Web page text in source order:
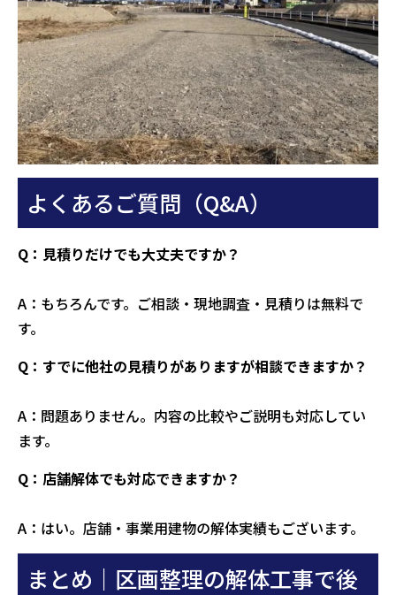
よくあるご質問（Q&A）
Q：見積りだけでも大丈夫ですか？
A：もちろんです。ご相談・現地調査・見積りは無料で
す。
Q：すでに他社の見積りがありますが相談できますか？
A：問題ありません。内容の比較やご説明も対応してい
ます。
Q：店舗解体でも対応できますか？
A：はい。店舗・事業用建物の解体実績もございます。
まとめ｜区画整理の解体工事で後